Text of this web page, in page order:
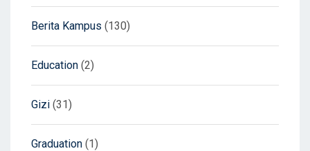
Berita Kampus (130)
Education (2)
Gizi (31)
Graduation (1)